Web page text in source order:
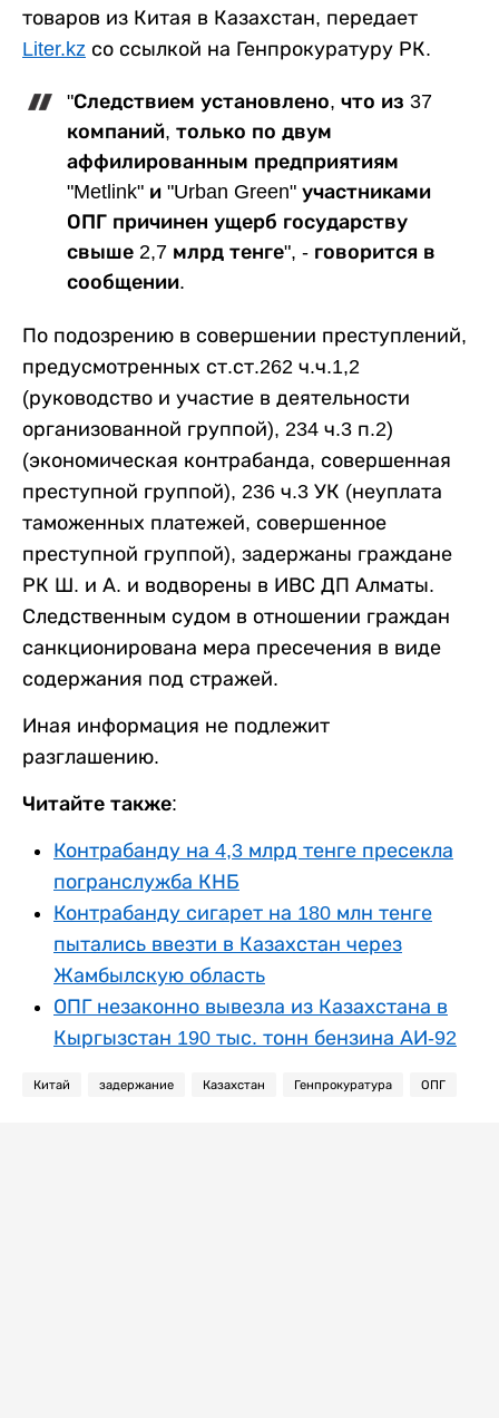
товаров из Китая в Казахстан, передает
Liter.kz со ссылкой на Генпрокуратуру РК.
"Следствием установлено, что из 37
компаний, только по двум
аффилированным предприятиям
"Metlink" и "Urban Green" участниками
ОПГ причинен ущерб государству
свыше 2,7 млрд тенге", - говорится в
сообщении.
По подозрению в совершении преступлений,
предусмотренных ст.ст.262 ч.ч.1,2
(руководство и участие в деятельности
организованной группой), 234 ч.3 п.2)
(экономическая контрабанда, совершенная
преступной группой), 236 ч.3 УК (неуплата
таможенных платежей, совершенное
преступной группой), задержаны граждане
РК Ш. и А. и водворены в ИВС ДП Алматы.
Следственным судом в отношении граждан
санкционирована мера пресечения в виде
содержания под стражей.
Иная информация не подлежит
разглашению.
Читайте также:
Контрабанду на 4,3 млрд тенге пресекла
погранслужба КНБ
Контрабанду сигарет на 180 млн тенге
пытались ввезти в Казахстан через
Жамбылскую область
ОПГ незаконно вывезла из Казахстана в
Кыргызстан 190 тыс. тонн бензина АИ-92
Китай задержание Казахстан Генпрокуратура ОПГ